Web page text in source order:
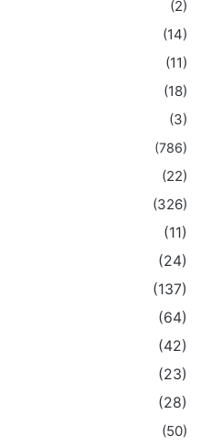
(2)
(14)
(11)
(18)
(3)
(786)
(22)
(326)
(11)
(24)
(137)
(64)
(42)
(23)
(28)
(50)